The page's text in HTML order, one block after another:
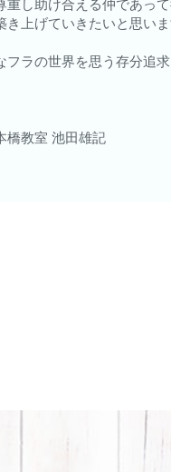
重し助け合える仲であっ
上げていきたいと思いま
ラの世界を思う存分追求
橋教室 池田雄記